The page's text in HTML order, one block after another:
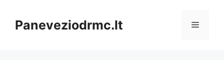
turinioPaneveziodrmc.lt Meniu